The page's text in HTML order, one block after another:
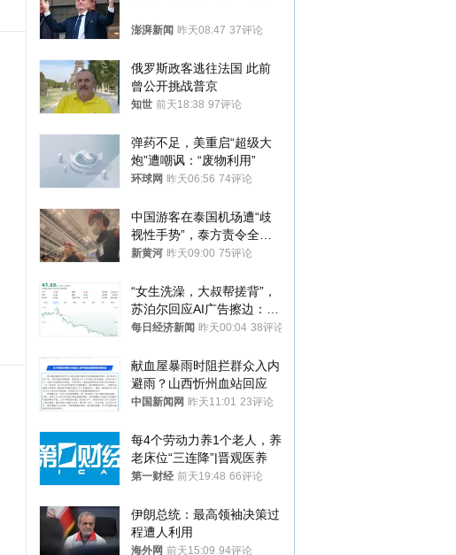
澎湃新闻 昨天08:47 37评论
俄罗斯政客逃往法国 此前
曾公开挑战普京
知世 前天18:38 97评论
弹药不足，美重启“超级大
炮”遭嘲讽：“废物利用”
环球网 昨天06:56 74评论
中国游客在泰国机场遭“歧
视性手势”，泰方责令全面
调查，对责任人采取最严厉
新黄河 昨天09:00 75评论
“女生洗澡，大叔帮搓背”，
苏泊尔回应AI广告擦边：视
频全下架，已强化内容管理
每日经济新闻 昨天00:04 38评论
献血屋暴雨时阻拦群众入内
避雨？山西忻州血站回应
中国新闻网 昨天11:01 23评论
每4个劳动力养1个老人，养
老床位“三连降”|晋观医养
第一财经 前天19:48 66评论
伊朗总统：最高领袖决策过
程遭人利用
海外网 前天15:09 94评论